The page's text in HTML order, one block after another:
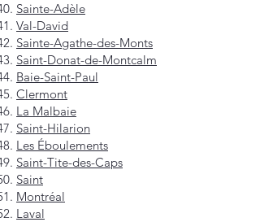
Sainte-Adèle
Val-David
Sainte-Agathe-des-Monts
Saint-Donat-de-Montcalm
Baie-Saint-Paul
Clermont
La Malbaie
Saint-Hilarion
Les Éboulements
Saint-Tite-des-Caps
Saint
Montréal
Laval